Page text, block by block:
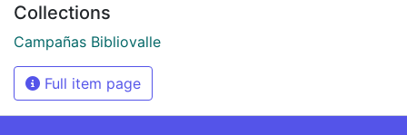
Collections
Campañas Bibliovalle
Full item page